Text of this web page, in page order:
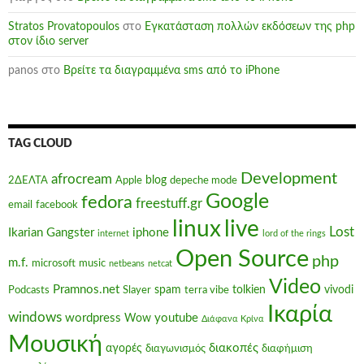
Stratos Provatopoulos στο Εγκατάσταση πολλών εκδόσεων της php
στον ίδιο server
panos στο Βρείτε τα διαγραμμένα sms από το iPhone
TAG CLOUD
2ΔΕΛΤΑ afrocream Apple blog depeche mode Development
email facebook fedora freestuff.gr Google
Ikarian Gangster internet iphone linux live lord of the rings Lost
m.f. microsoft music netbeans netcat Open Source php
Podcasts Pramnos.net Slayer spam terra vibe tolkien Video vivodi
windows wordpress Wow youtube Διάφανα Κρίνα Ικαρία
Μουσική αγορές διαγωνισμός διακοπές διαφήμιση